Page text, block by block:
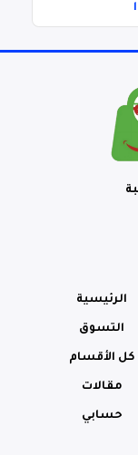
الرئيسية
التسوق
كل الأقسام
مقالات
حسابي